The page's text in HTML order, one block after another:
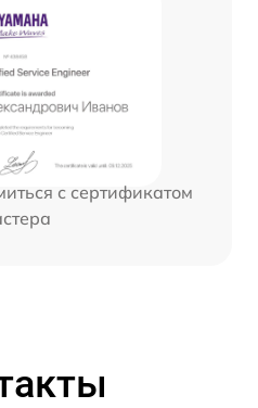
с сертификатом